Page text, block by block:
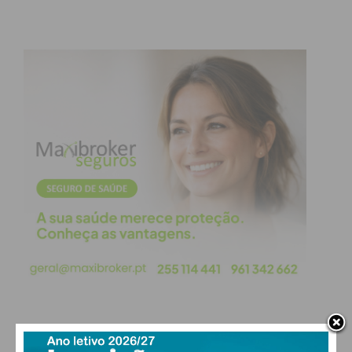
Subscreva a newsletter do Imediato
Centenário dos Bombeiros de
Para além da vertente estritamente operacional e
de treino das chefias e equipas, esta iniciativa
revestiu-se de um caráter simbólico, integrando o
programa comemorativo “100 Anos, 100 Eventos”
dos Bombeiros Voluntários de Lousada.
reforçar a eficácia do socorro e a prontidão do